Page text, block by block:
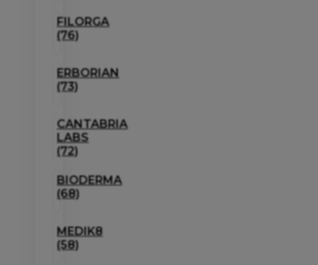
FILORGA
(76)
ERBORIAN
(73)
CANTABRIA
LABS
(72)
BIODERMA
(68)
MEDIK8
(58)